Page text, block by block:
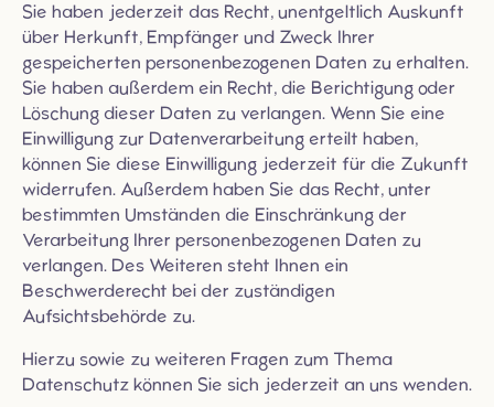
Sie haben jederzeit das Recht, unentgeltlich Auskunft
über Herkunft, Empfänger und Zweck Ihrer
gespeicherten personenbezogenen Daten zu erhalten.
Sie haben außerdem ein Recht, die Berichtigung oder
Löschung dieser Daten zu verlangen. Wenn Sie eine
Einwilligung zur Datenverarbeitung erteilt haben,
können Sie diese Einwilligung jederzeit für die Zukunft
widerrufen. Außerdem haben Sie das Recht, unter
bestimmten Umständen die Einschränkung der
Verarbeitung Ihrer personenbezogenen Daten zu
verlangen. Des Weiteren steht Ihnen ein
Beschwerderecht bei der zuständigen
Aufsichtsbehörde zu.
Hierzu sowie zu weiteren Fragen zum Thema
Datenschutz können Sie sich jederzeit an uns wenden.